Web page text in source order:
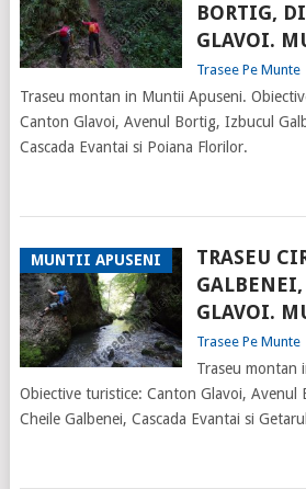
BORTIG,
GLAVOI.
Trasee Pe Munte
Traseu montan in Muntii Apuseni.
Canton Glavoi, Avenul Bortig, Izbucul
Cascada Evantai si Poiana Florilor.
MUNTII APUSENI
TRASEU
GLAVOI.
Trasee Pe Munte
Traseu montan
Obiective turistice: Canton Glavoi, Avenul
Cheile Galbenei, Cascada Evantai si